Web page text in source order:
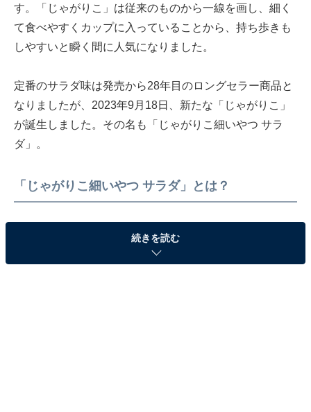
す。「じゃがりこ」は従来のものから一線を画し、細く
て食べやすくカップに入っていることから、持ち歩きも
しやすいと瞬く間に人気になりました。
定番のサラダ味は発売から28年目のロングセラー商品と
なりましたが、2023年9月18日、新たな「じゃがりこ」
が誕生しました。その名も「じゃがりこ細いやつ サラ
ダ」。
「じゃがりこ細いやつ サラダ」とは？
続きを読む